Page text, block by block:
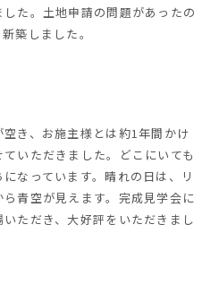
た。土地申請の問題があったの
築しました。
き、お施主様とは約1年間かけ
いただきました。どこにいても
なっています。晴れの日は、リ
青空が見えます。完成見学会に
ただき、大好評をいただきまし